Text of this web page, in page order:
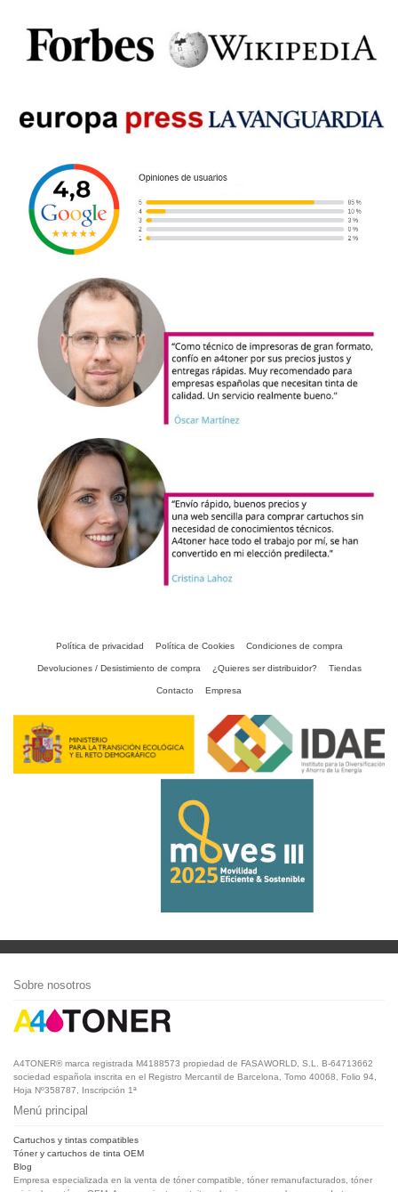
Política de privacidad Política de Cookies Condiciones de compra
Devoluciones / Desistimiento de compra ¿Quieres ser distribuidor? Tiendas
Contacto Empresa
Sobre nosotros
A4TONER® marca registrada M4188573 propiedad de FASAWORLD, S.L. B-64713662
sociedad española inscrita en el Registro Mercantil de Barcelona, Tomo 40068, Folio 94,
Hoja Nº358787, Inscripción 1ª
Menú principal
Cartuchos y tintas compatibles
Tóner y cartuchos de tinta OEM
Blog
Empresa especializada en la venta de tóner compatible, tóner remanufacturados, tóner